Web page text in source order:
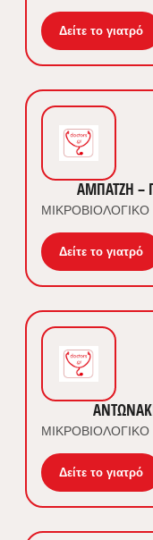
Δείτε το γιατρό
ΑΜΠΑΤΖΗ –
Δείτε το γιατρό
Δείτε το γιατρό